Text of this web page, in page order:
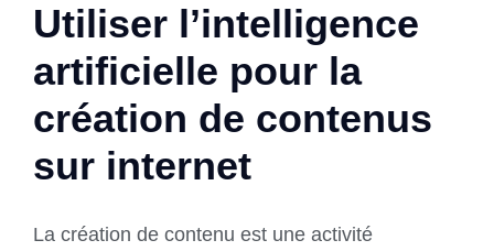
Utiliser l’intelligence
artificielle pour la
création de contenus
sur internet
La création de contenu est une activité